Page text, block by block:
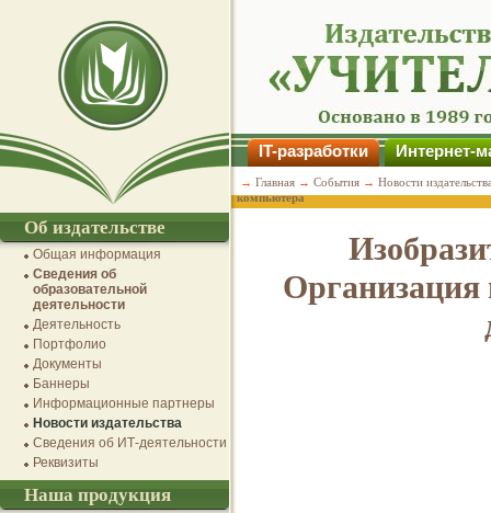
Организация
IT-разработки Интернет-
→ Главная → События → Новости
компьютера
Об издательстве
Общая информация
Сведения об
образовательной
деятельности
Деятельность
Портфолио
Документы
Баннеры
Информационные партнеры
Новости издательства
Сведения об ИТ-деятельности
Реквизиты
Наша продукция